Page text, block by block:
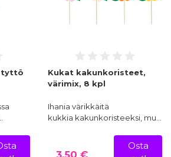
tyttö
Kukat kakunkoristeet,
värimix, 8 kpl
Ihania värikkäitä
kukkia kakunkoristeeksi, mu…
Osta